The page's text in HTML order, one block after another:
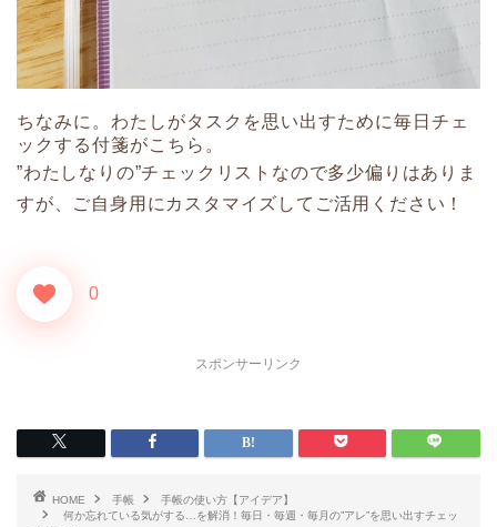
ちなみに。わたしがタスクを思い出すために毎日チェ
ックする付箋がこちら。
”わたしなりの”チェックリストなので多少偏りはありま
すが、ご自身用にカスタマイズしてご活用ください！
0
スポンサーリンク
HOME 手帳
手帳の使い方【アイデア】
何か忘れている気がする…を解消！毎日・毎週・毎月の”アレ”を思い出すチェッ